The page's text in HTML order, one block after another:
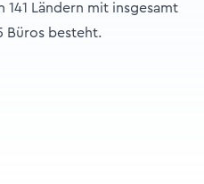
Ländern mit insgesamt
Büros besteht.